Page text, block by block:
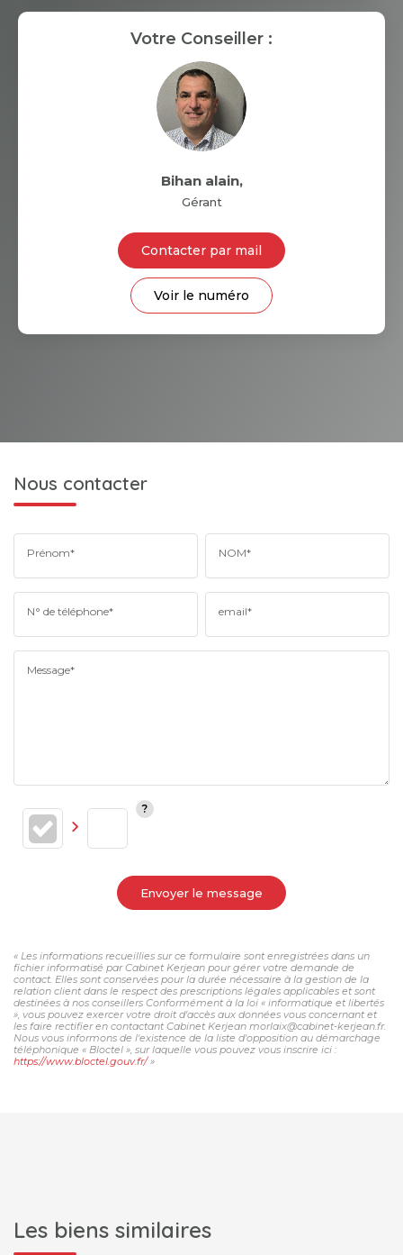
RESTAURANTS ET CAFÉS
Votre Conseiller :
Bihan alain,
Gérant
Contacter par mail
Voir le numéro
Nous contacter
Prénom* NOM*
N° de téléphone* email*
Message*
Envoyer le message
« Les informations recueillies sur ce formulaire sont enregistrées dans un
fichier informatisé par Cabinet Kerjean pour gérer votre demande de
contact. Elles sont conservées pour la durée nécessaire à la gestion de la
relation client dans le respect des prescriptions légales applicables et sont
destinées à nos conseillers Conformément à la loi « informatique et libertés
», vous pouvez exercer votre droit d'accès aux données vous concernant et
les faire rectifier en contactant Cabinet Kerjean morlaix@cabinet-kerjean.fr.
Nous vous informons de l'existence de la liste d'opposition au démarchage
téléphonique « Bloctel », sur laquelle vous pouvez vous inscrire ici :
https://www.bloctel.gouv.fr/»
Les biens similaires